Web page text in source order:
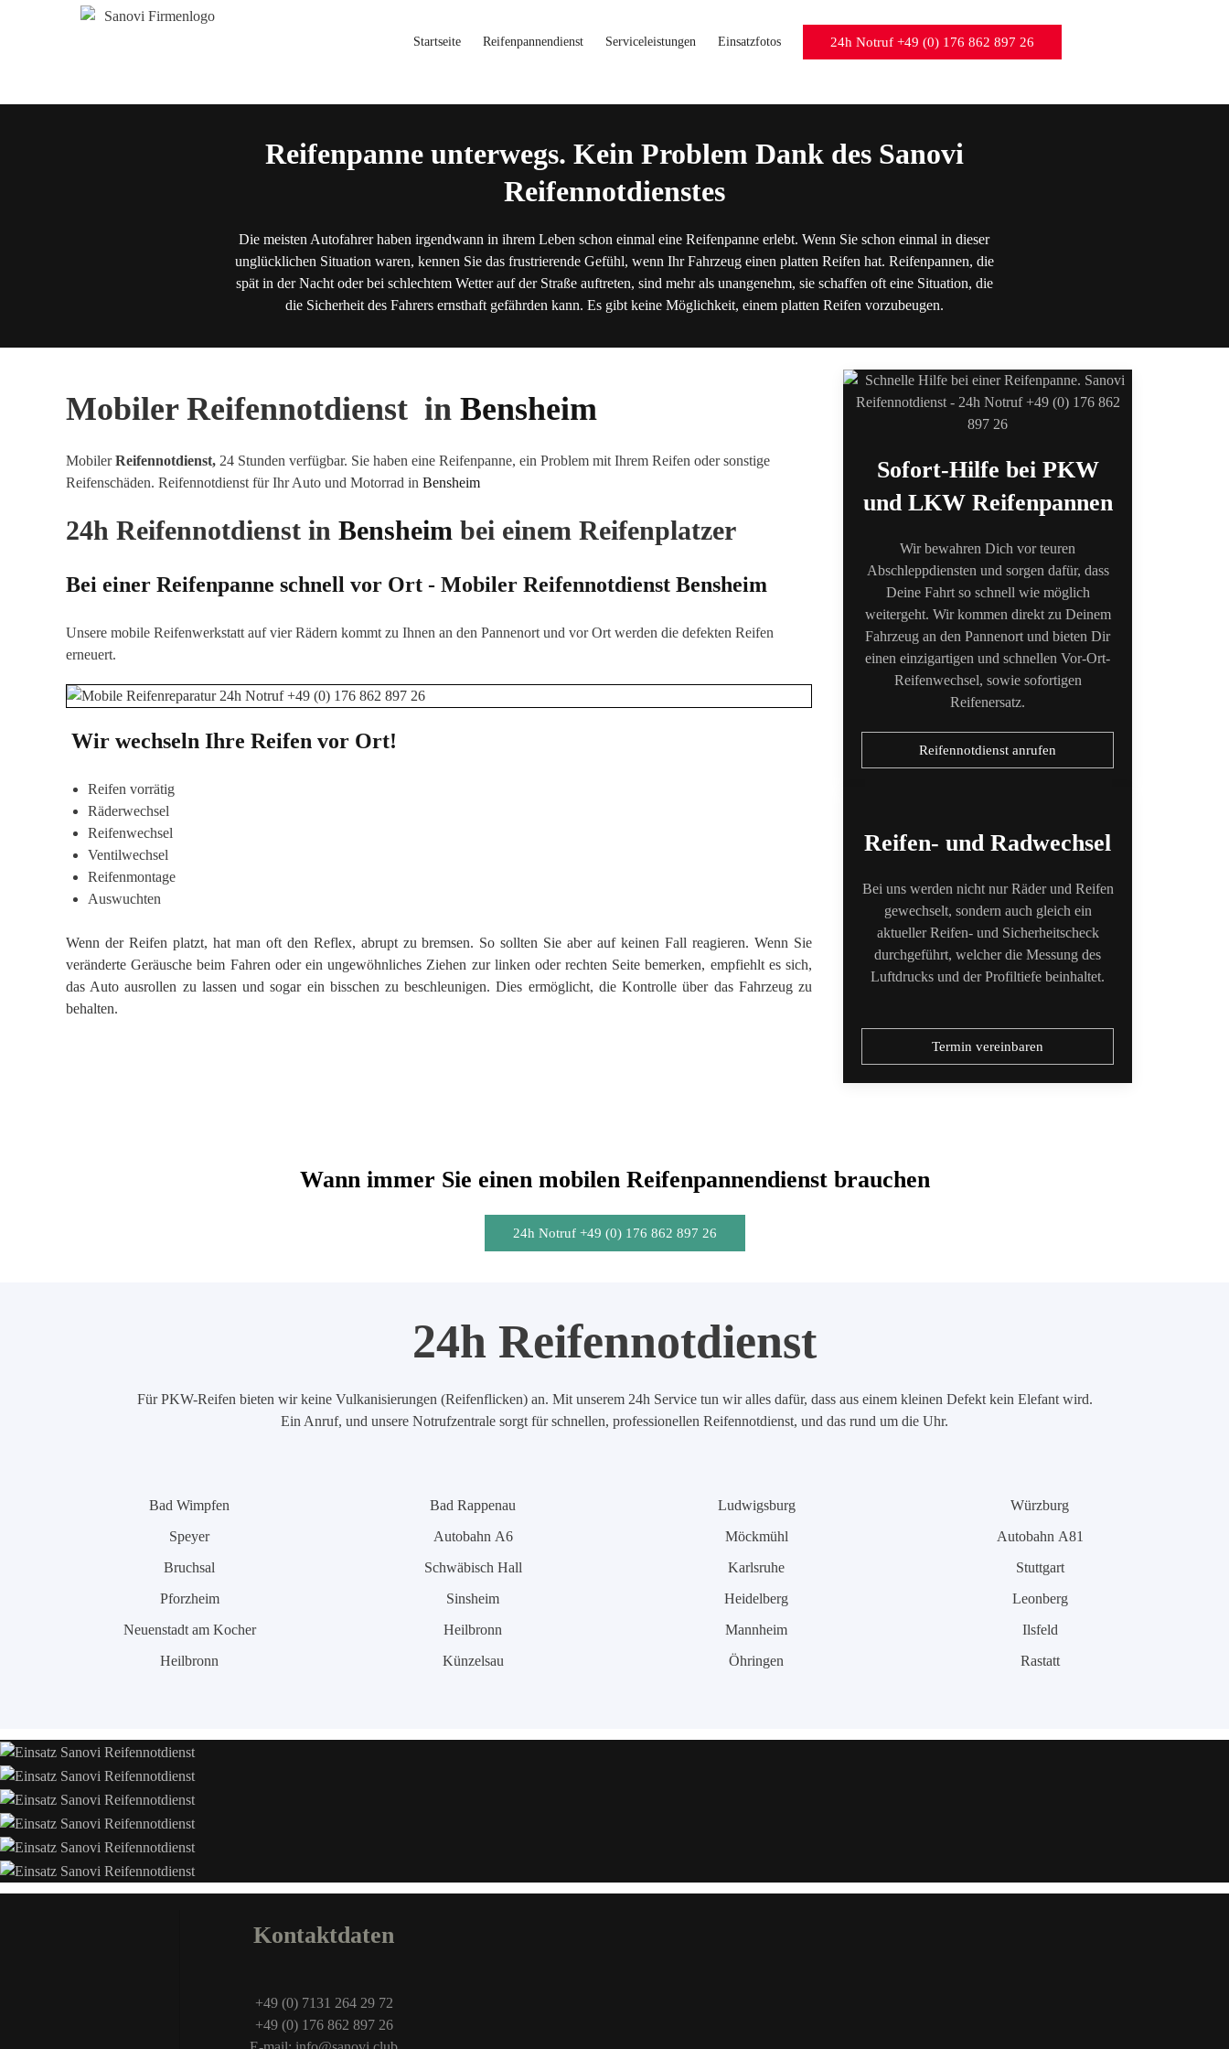
Startseite Reifenpannendienst Serviceleistungen Einsatzfotos 24h Notruf +49 (0) 176 862 897 26
Reifenpanne unterwegs. Kein Problem Dank des Sanovi
Reifennotdienstes
Die meisten Autofahrer haben irgendwann in ihrem Leben schon einmal eine Reifenpanne erlebt. Wenn Sie schon einmal in dieser
unglücklichen Situation waren, kennen Sie das frustrierende Gefühl, wenn Ihr Fahrzeug einen platten Reifen hat. Reifenpannen, die
spät in der Nacht oder bei schlechtem Wetter auf der Straße auftreten, sind mehr als unangenehm, sie schaffen oft eine Situation, die
die Sicherheit des Fahrers ernsthaft gefährden kann. Es gibt keine Möglichkeit, einem platten Reifen vorzubeugen.
Mobiler Reifennotdienst in Bensheim
MobilerReifennotdienst, 24 Stunden verfügbar. Sie haben eine Reifenpanne, ein Problem mit Ihrem Reifen oder sonstige
Reifenschäden. Reifennotdienst für Ihr Auto und Motorrad in Bensheim
24h Reifennotdienst in Bensheim bei einem Reifenplatzer
Bei einer Reifenpanne schnell vor Ort - Mobiler Reifennotdienst Bensheim
Unsere mobile Reifenwerkstatt auf vier Rädern kommt zu Ihnen an den Pannenort und vor Ort werden die defekten Reifen
erneuert.
Wir wechseln Ihre Reifen vor Ort!
Reifen vorrätig
Räderwechsel
Reifenwechsel
Ventilwechsel
Reifenmontage
Auswuchten
Wenn der Reifen platzt, hat man oft den Reflex, abrupt zu bremsen. So sollten Sie aber auf keinen Fall reagieren. Wenn Sie
veränderte Geräusche beim Fahren oder ein ungewöhnliches Ziehen zur linken oder rechten Seite bemerken, empfiehlt es sich,
das Auto ausrollen zu lassen und sogar ein bisschen zu beschleunigen. Dies ermöglicht, die Kontrolle über das Fahrzeug zu
behalten.
Sofort-Hilfe bei PKW
und LKW Reifenpannen
Wir bewahren Dich vor teuren
Abschleppdiensten und sorgen dafür, dass
Deine Fahrt so schnell wie möglich
weitergeht. Wir kommen direkt zu Deinem
Fahrzeug an den Pannenort und bieten Dir
einen einzigartigen und schnellen Vor-Ort-
Reifenwechsel, sowie sofortigen
Reifenersatz.
Reifennotdienst anrufen
Reifen- und Radwechsel
Bei uns werden nicht nur Räder und Reifen
gewechselt, sondern auch gleich ein
aktueller Reifen- und Sicherheitscheck
durchgeführt, welcher die Messung des
Luftdrucks und der Profiltiefe beinhaltet.
Termin vereinbaren
Wann immer Sie einen mobilen Reifenpannendienst brauchen
24h Notruf +49 (0) 176 862 897 26
24h Reifennotdienst
Für PKW-Reifen bieten wir keine Vulkanisierungen (Reifenflicken) an. Mit unserem 24h Service tun wir alles dafür, dass aus einem kleinen Defekt kein Elefant wird.
Ein Anruf, und unsere Notrufzentrale sorgt für schnellen, professionellen Reifennotdienst, und das rund um die Uhr.
Bad Wimpfen
Speyer
Bruchsal
Pforzheim
Neuenstadt am Kocher
Heilbronn
Bad Rappenau
Autobahn A6
Schwäbisch Hall
Sinsheim
Heilbronn
Künzelsau
Ludwigsburg
Möckmühl
Karlsruhe
Heidelberg
Mannheim
Öhringen
Würzburg
Autobahn A81
Stuttgart
Leonberg
Ilsfeld
Rastatt
Kontaktdaten
+49 (0) 7131 264 29 72
+49 (0) 176 862 897 26